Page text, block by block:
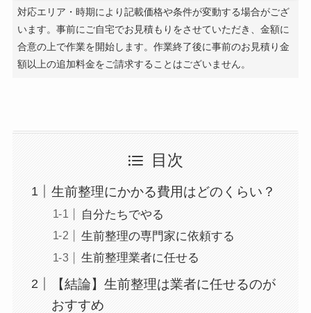
対応エリア・時期により記載価格や条件が変動する場合がござ
います。事前にご自宅でお見積もりをさせていただき、金額に
合意の上で作業を開始します。作業終了後に事前のお見積り金
額以上の追加料金をご請求することはございません。
目次
生前整理にかかる費用はどのくらい？
自分たちでやる
生前整理の専門家に依頼する
生前整理業者に任せる
【結論】生前整理は業者に任せるのが
おすすめ